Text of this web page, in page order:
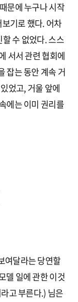
문에 누구나 시작
기로 했다. 어차
수 없었다. 스스
서서 관련 협회에
잡는 동안 계속 거
었고, 거울 앞에
에는 이미 권리를
여달라는 당연할
델 일에 관한 이것
고 부른다.) 님은